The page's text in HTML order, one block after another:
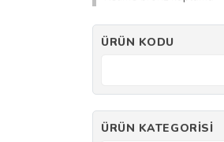
ÜRÜN KODU
ÜRÜN KATEGORISI